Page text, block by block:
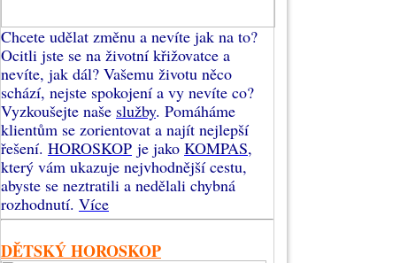
Chcete udělat změnu a nevíte jak na to?
Ocitli jste se na životní křižovatce a
nevíte, jak dál? Vašemu životu něco
schází, nejste spokojení a vy nevíte co?
Vyzkoušejte naše služby. Pomáháme
klientům se zorientovat a najít nejlepší
řešení. HOROSKOP je jako KOMPAS,
který vám ukazuje nejvhodnější cestu,
abyste se neztratili a nedělali chybná
rozhodnutí. Více
DĚTSKÝ HOROSKOP